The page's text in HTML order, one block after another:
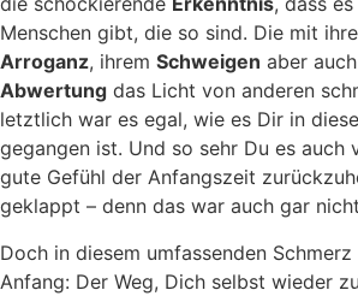
Menschen gibt, die so sind. Die mit
Arroganz, ihrem Schweigen aber
Abwertung das Licht von anderen
letztlich war es egal, wie es Dir in
gegangen ist. Und so sehr Du es auch
gute Gefühl der Anfangszeit
geklappt – denn das war auch gar
Doch in diesem umfassenden
Anfang: Der Weg, Dich selbst wieder zu